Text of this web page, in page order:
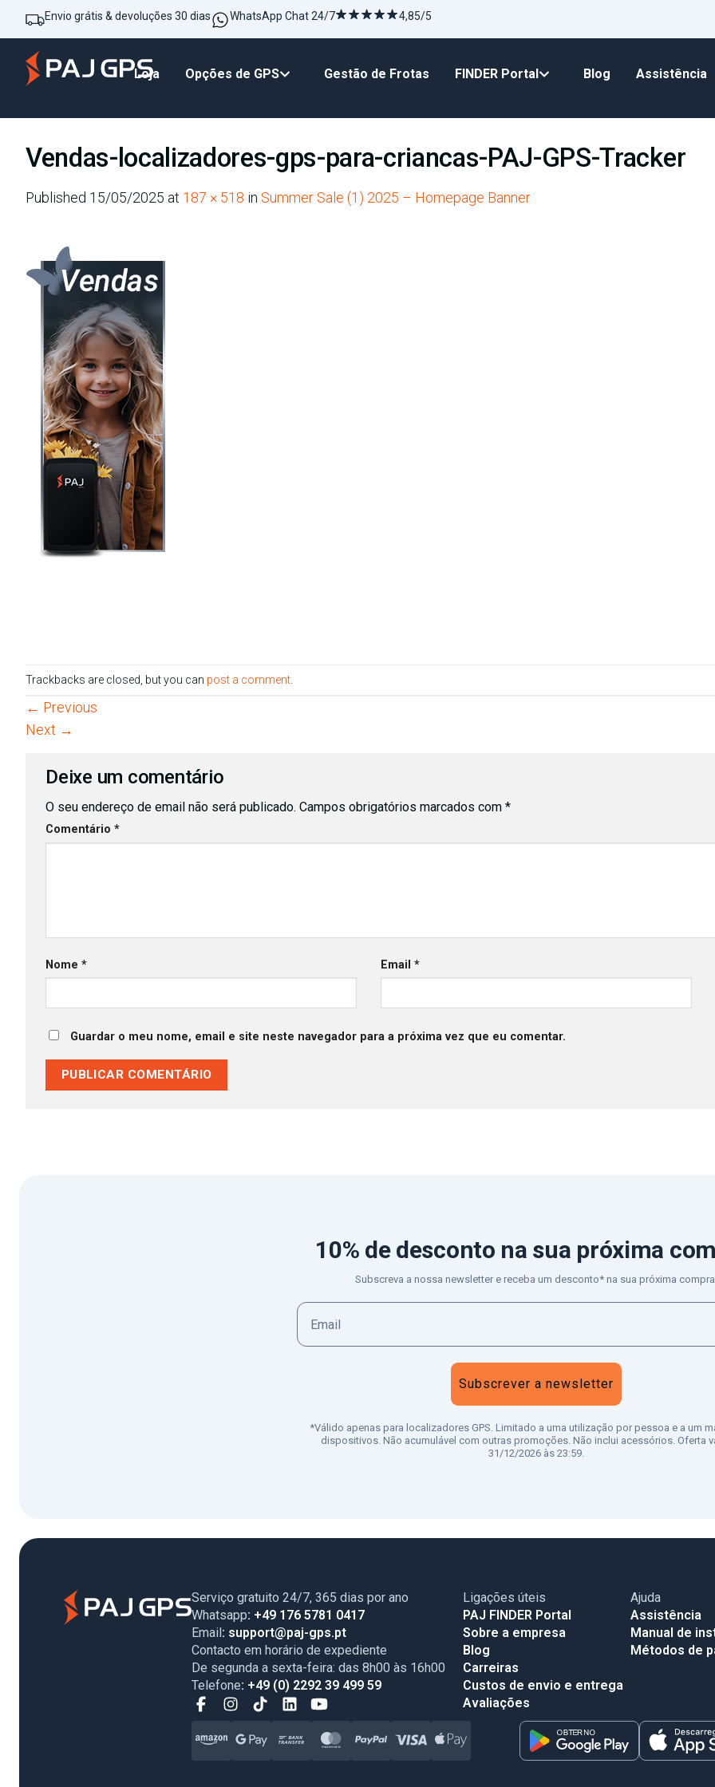
Envio grátis & devoluções 30 dias WhatsApp Chat 24/7 4,85/5
Loja Opções de GPS Gestão de Frotas FINDER Portal Blog Assistência
Vendas-localizadores-gps-para-criancas-PAJ-GPS-Tracker
Published 15/05/2025 at 187 × 518 in Summer Sale (1) 2025 – Homepage Banner
Trackbacks are closed, but you can post a comment
← Previous
Next →
Deixe um comentário
O seu endereço de email não será publicado. Campos obrigatórios marcados com *
Comentário *
Nome * Email *
Guardar o meu nome, email e site neste navegador para a próxima vez que eu comentar.
10% de desconto na sua próxima
Subscreva a nossa newsletter e receba um desconto* na sua próxima
Subscrever a newsletter
*Válido apenas para localizadores GPS. Limitado a uma utilização por pessoa e a um
dispositivos. Não acumulável com outras promoções. Não inclui acessórios. Oferta
31/12/2026 às 23:59.
Serviço gratuito 24/7, 365 dias por ano
Whatsapp: +49 176 5781 0417
Email : support@paj-gps.pt
Contacto em horário de expediente
De segunda a sexta-feira: das 8h00 às 16h00
Telefone: +49 (0) 2292 39 499 59
Ligações úteis
PAJ FINDER Portal
Sobre a empresa
Blog
Carreiras
Custos de envio e entrega
Avaliações
Ajuda
Assistência
Manual de
Métodos de